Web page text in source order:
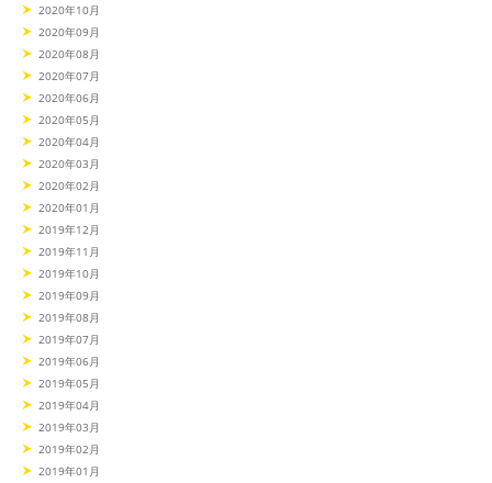
2020年10月
2020年09月
2020年08月
2020年07月
2020年06月
2020年05月
2020年04月
2020年03月
2020年02月
2020年01月
2019年12月
2019年11月
2019年10月
2019年09月
2019年08月
2019年07月
2019年06月
2019年05月
2019年04月
2019年03月
2019年02月
2019年01月